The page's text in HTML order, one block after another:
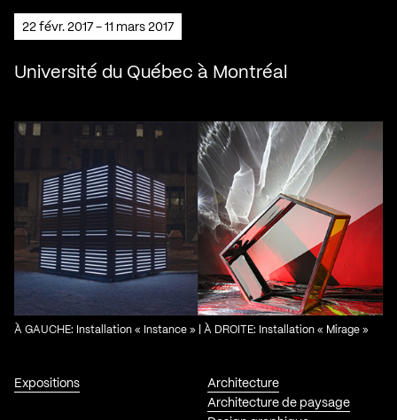
22 févr. 2017 - 11 mars 2017
Université du Québec à Montréal
Expositions
Architecture
Architecture de paysage
À GAUCHE: Installation « Instance » | À DROITE: Installation « Mirage »